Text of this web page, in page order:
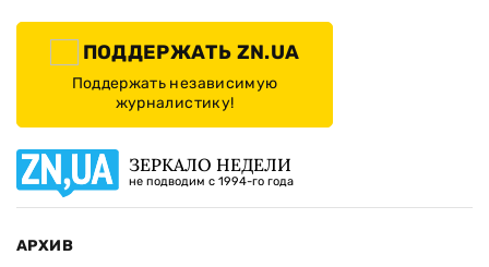
ПОДДЕРЖАТЬ ZN.UA
Поддержать независимую
журналистику!
ЗЕРКАЛО НЕДЕЛИ
не подводим с 1994-го года
АРХИВ